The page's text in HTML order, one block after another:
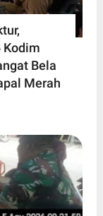
Kodim
Bela
Merah